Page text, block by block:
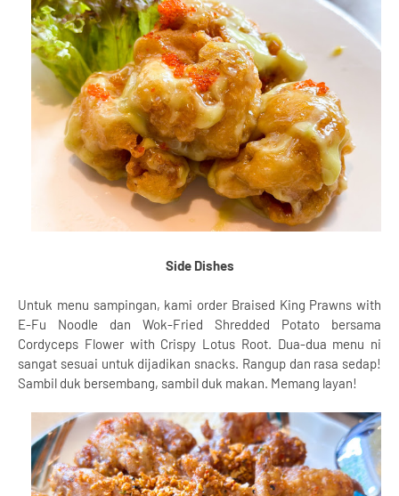
Side Dishes
Untuk menu sampingan, kami order Braised King Prawns with
E-Fu Noodle dan Wok-Fried Shredded Potato bersama
Cordyceps Flower with Crispy Lotus Root. Dua-dua menu ni
sangat sesuai untuk dijadikan snacks. Rangup dan rasa sedap!
Sambil duk bersembang, sambil duk makan. Memang layan!